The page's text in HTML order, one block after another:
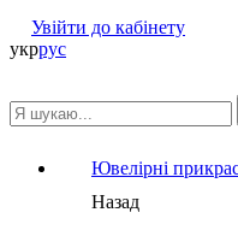
Увійти до кабінету
укррус
Ювелірні
Назад